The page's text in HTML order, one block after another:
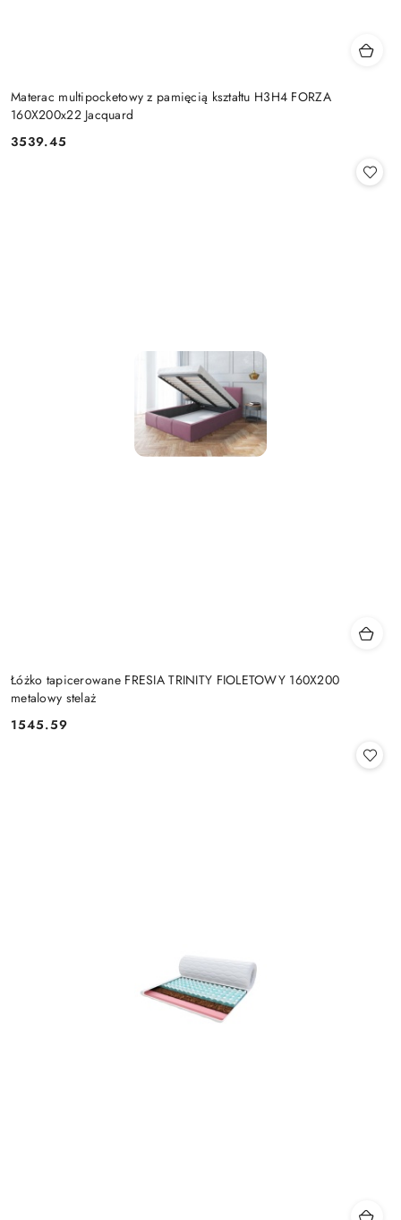
Materac multipocketowy z pamięcią kształtu H3H4 FORZA
160X200x22 Jacquard
Cena:
3539.45
Łóżko tapicerowane FRESIA TRINITY FIOLETOWY 160X200
metalowy stelaż
Cena:
1545.59